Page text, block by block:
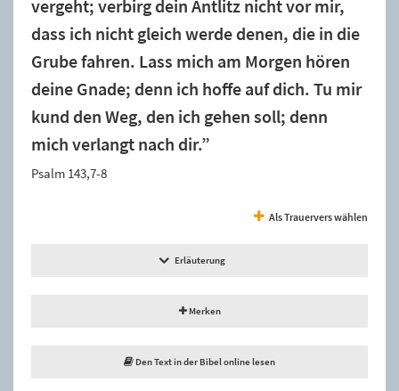
vergeht; verbirg dein Antlitz nicht vor mir,
dass ich nicht gleich werde denen, die in die
Grube fahren. Lass mich am Morgen hören
deine Gnade; denn ich hoffe auf dich. Tu mir
kund den Weg, den ich gehen soll; denn
mich verlangt nach dir.”
Psalm 143,7-8
Als Trauervers wählen
Erläuterung
Merken
Den Text in der Bibel online lesen